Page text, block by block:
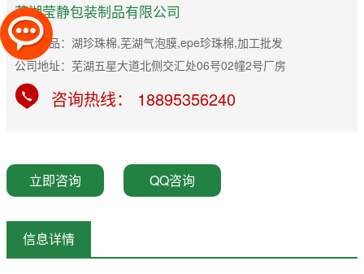
芜湖莹静包装制品有限公司
主营产品：湖珍珠棉,芜湖气泡膜,epe珍珠棉,加工批发
公司地址：芜湖五星大道北侧交汇处06号02幢2号厂房
咨询热线： 18895356240
立即咨询 QQ咨询
信息详情